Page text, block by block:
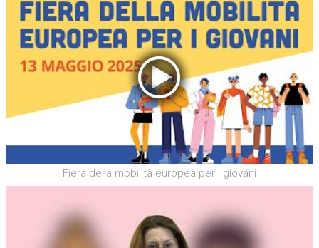
Fiera della mobilità europea per i giovani